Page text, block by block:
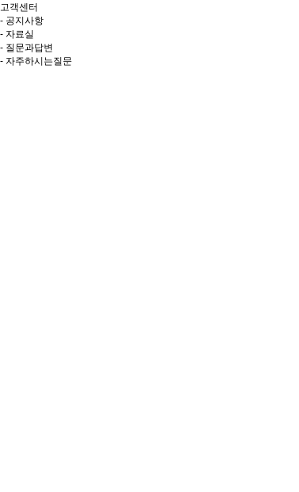
고객센터
- 공지사항
- 자료실
- 질문과답변
- 자주하시는질문